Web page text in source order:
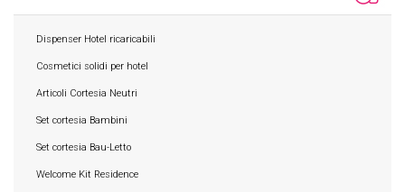
Dispenser Hotel ricaricabili
Cosmetici solidi per hotel
Articoli Cortesia Neutri
Set cortesia Bambini
Set cortesia Bau-Letto
Welcome Kit Residence